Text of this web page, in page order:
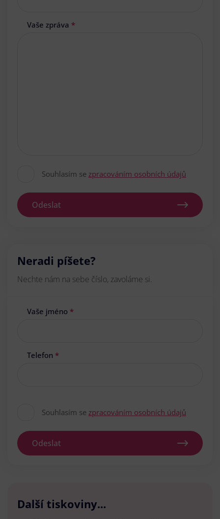
Vaše zpráva *
Souhlasím se zpracováním osobních údajů
Odeslat
Neradi píšete?
Nechte nám na sebe číslo, zavoláme si.
Vaše jméno *
Telefon *
Souhlasím se zpracováním osobních údajů
Odeslat
Další tiskoviny...